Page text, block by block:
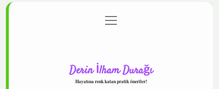
Gizlilik Politikası
menüyü
aç
Derin İlham Durağı
Hayatına renk katan pratik öneriler!